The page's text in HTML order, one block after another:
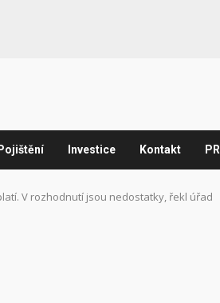
Pojištění Investice Kontakt PR
V rozhodnutí jsou nedostatky, řekl úřad